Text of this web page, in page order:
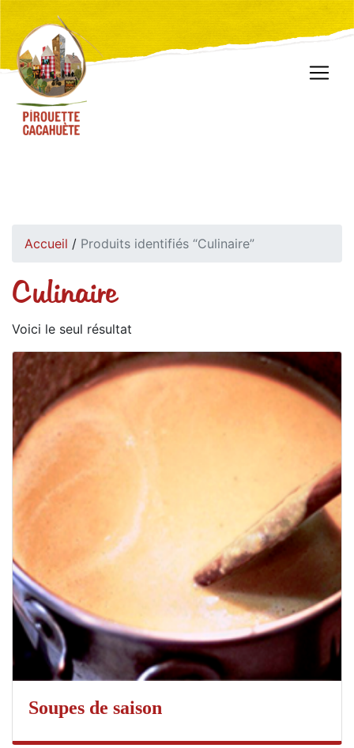
Accueil / Produits identifiés “Culinaire”
Culinaire
Voici le seul résultat
Soupes de saison